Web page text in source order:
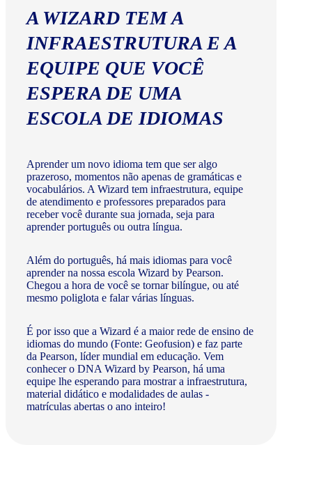
A WIZARD TEM A
INFRAESTRUTURA E A
EQUIPE QUE VOCÊ
ESPERA DE UMA
ESCOLA DE IDIOMAS
Aprender um novo idioma tem que ser algo
prazeroso, momentos não apenas de gramáticas e
vocabulários. A Wizard tem infraestrutura, equipe
de atendimento e professores preparados para
receber você durante sua jornada, seja para
aprender português ou outra língua.
Além do português, há mais idiomas para você
aprender na nossa escola Wizard by Pearson.
Chegou a hora de você se tornar bilíngue, ou até
mesmo poliglota e falar várias línguas.
É por isso que a Wizard é a maior rede de ensino de
idiomas do mundo (Fonte: Geofusion) e faz parte
da Pearson, líder mundial em educação. Vem
conhecer o DNA Wizard by Pearson, há uma
equipe lhe esperando para mostrar a infraestrutura,
material didático e modalidades de aulas -
matrículas abertas o ano inteiro!